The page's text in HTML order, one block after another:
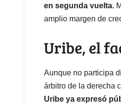
en segunda vuelta.
amplio margen de
Uribe, el
Aunque no participa
árbitro de la derecha
Uribe ya expresó